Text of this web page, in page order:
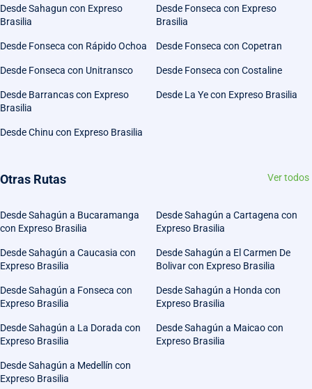
Desde Sahagun con Expreso
Brasilia
Desde Fonseca con Expreso
Brasilia
Desde Fonseca con Rápido Ochoa Desde Fonseca con Copetran
Desde Fonseca con Unitransco Desde Fonseca con Costaline
Desde Barrancas con Expreso
Brasilia
Desde La Ye con Expreso Brasilia
Desde Chinu con Expreso Brasilia
Otras Rutas Ver todos
Desde Sahagún a Bucaramanga
con Expreso Brasilia
Desde Sahagún a Cartagena con
Expreso Brasilia
Desde Sahagún a Caucasia con
Expreso Brasilia
Desde Sahagún a El Carmen De
Bolivar con Expreso Brasilia
Desde Sahagún a Fonseca con
Expreso Brasilia
Desde Sahagún a Honda con
Expreso Brasilia
Desde Sahagún a La Dorada con
Expreso Brasilia
Desde Sahagún a Maicao con
Expreso Brasilia
Desde Sahagún a Medellín con
Expreso Brasilia